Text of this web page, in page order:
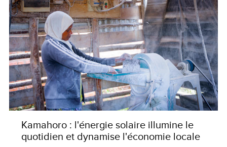
Kamahoro : l'énergie solaire illumine le
quotidien et dynamise l'économie locale